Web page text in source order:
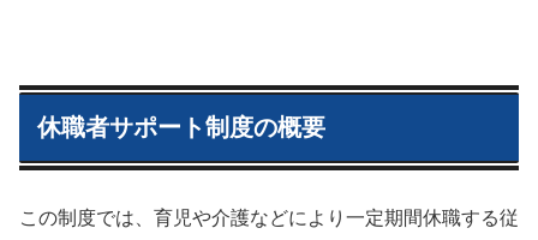
休職者サポート制度の概要
この制度では、育児や介護などにより一定期間休職する従